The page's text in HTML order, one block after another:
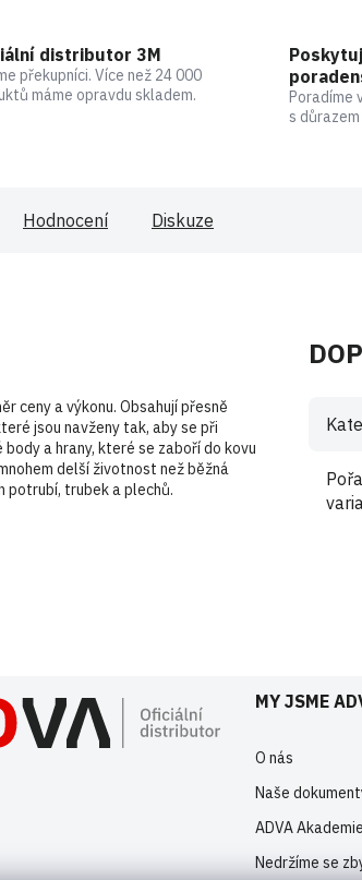
distributor 3M
překupníci. Více než 24 000
máme opravdu skladem.
Poradíme
s
Hodnocení Diskuze
ceny a výkonu. Obsahují přesně
jsou navženy tak, aby se při
a hrany, které se zaboří do kovu
delší životnost než běžná
potrubí, trubek a plechů.
MY JSME
O nás
Naše
ADVA Akademie
Nedržíme se